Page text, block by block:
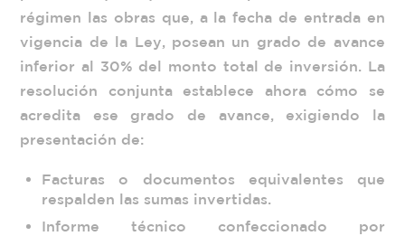
régimen las obras que, a la fecha de entrada en
vigencia de la Ley, posean un grado de avance
inferior al 30% del monto total de inversión. La
resolución conjunta establece ahora cómo se
acredita ese grado de avance, exigiendo la
presentación de:
Facturas o documentos equivalentes que
respalden las sumas invertidas.
Informe técnico confeccionado por